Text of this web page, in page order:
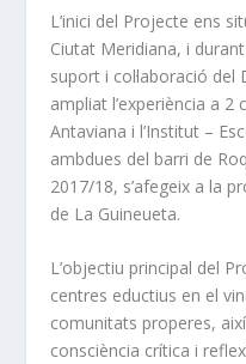
L’inici del Projecte ens
Ciutat Meridiana, i
suport i col·laboració
ampliat l’experiència a 2
Antaviana i l’Institut –
ambdues del barri de
2017/18, s’afegeix a la
de La Guineueta.
L’objectiu principal del
centres eductius en el
comunitats properes,
consciència crítica i